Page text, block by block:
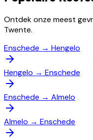
Ontdek onze meest
Twente.
Enschede → Hengelo
Hengelo → Enschede
Enschede → Almelo
Almelo → Enschede